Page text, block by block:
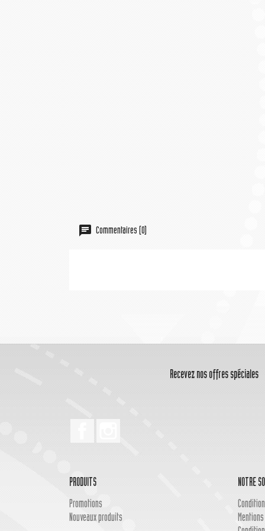
Commentaires (0)
Recevez nos offres spéciales
PRODUITS
Promotions
Nouveaux produits
NOTRE